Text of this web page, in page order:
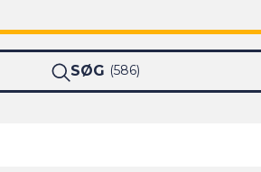
SØG 586